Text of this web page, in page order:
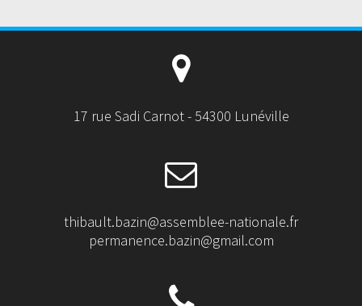
17 rue Sadi Carnot - 54300 Lunéville
thibault.bazin@assemblee-nationale.fr
permanence.bazin@gmail.com